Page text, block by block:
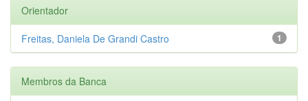
Orientador
1
Freitas, Daniela De Grandi Castro
Membros da Banca